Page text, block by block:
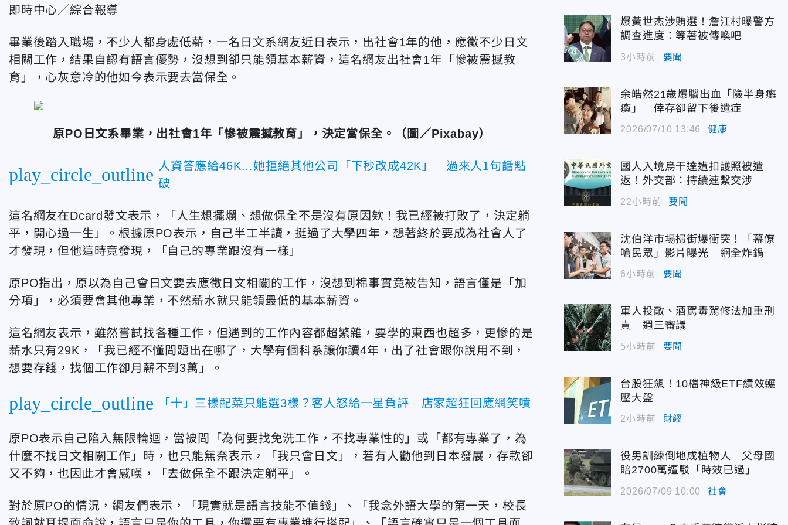
即時中心／綜合報導
畢業後踏入職場，不少人都身處低薪，一名日文系網友近日表示，出社會1年的他，應徵不少日文
相關工作，結果自認有語言優勢，沒想到卻只能領基本薪資，這名網友出社會1年「慘被震撼教
育」，心灰意冷的他如今表示要去當保全。
原PO日文系畢業，出社會1年「慘被震撼教育」，決定當保全。（圖／Pixabay）
play_circle_outline 人資答應給46K…她拒絕其他公司「下秒改成42K」 過來人1句話點
破
這名網友在Dcard發文表示，「人生想擺爛、想做保全不是沒有原因欸！我已經被打敗了，決定躺
平，開心過一生」。根據原PO表示，自己半工半讀，挺過了大學四年，想著終於要成為社會人了
才發現，但他這時竟發現，「自己的專業跟沒有一樣」
原PO指出，原以為自己會日文要去應徵日文相關的工作，沒想到棉事實竟被告知，語言僅是「加
分項」，必須要會其他專業，不然薪水就只能領最低的基本薪資。
這名網友表示，雖然嘗試找各種工作，但遇到的工作內容都超繁雜，要學的東西也超多，更慘的是
薪水只有29K，「我已經不懂問題出在哪了，大學有個科系讓你讀4年，出了社會跟你說用不到，
想要存錢，找個工作卻月薪不到3萬」。
play_circle_outline 「十」三樣配菜只能選3樣？客人怒給一星負評 店家超狂回應網笑噴
原PO表示自己陷入無限輪迴，當被問「為何要找免洗工作，不找專業性的」或「都有專業了，為
什麼不找日文相關工作」時，也只能無奈表示，「我只會日文」，若有人勸他到日本發展，存款卻
又不夠，也因此才會感嘆，「去做保全不跟決定躺平」。
對於原PO的情況，網友們表示，「現實就是語言技能不值錢」、「我念外語大學的第一天，校長
爆黃世杰涉賄選！詹江村曝警方
調查進度：等著被傳喚吧
3小時前 要聞
余皓然21歲爆腦出血「險半身癱
瘓」 倖存卻留下後遺症
2026/07/10 13:46 健康
國人入境烏干達遭扣護照被遣
返！外交部：持續連繫交涉
22小時前 要聞
沈伯洋市場掃街爆衝突！「幕僚
嗆民眾」影片曝光 網全炸鍋
6小時前 要聞
軍人投敵、酒駕毒駕修法加重刑
責 週三審議
5小時前 要聞
台股狂飆！10檔神級ETF績效輾
壓大盤
2小時前 財經
役男訓練倒地成植物人 父母國
賠2700萬遭駁「時效已過」
2026/07/09 10:00 社會